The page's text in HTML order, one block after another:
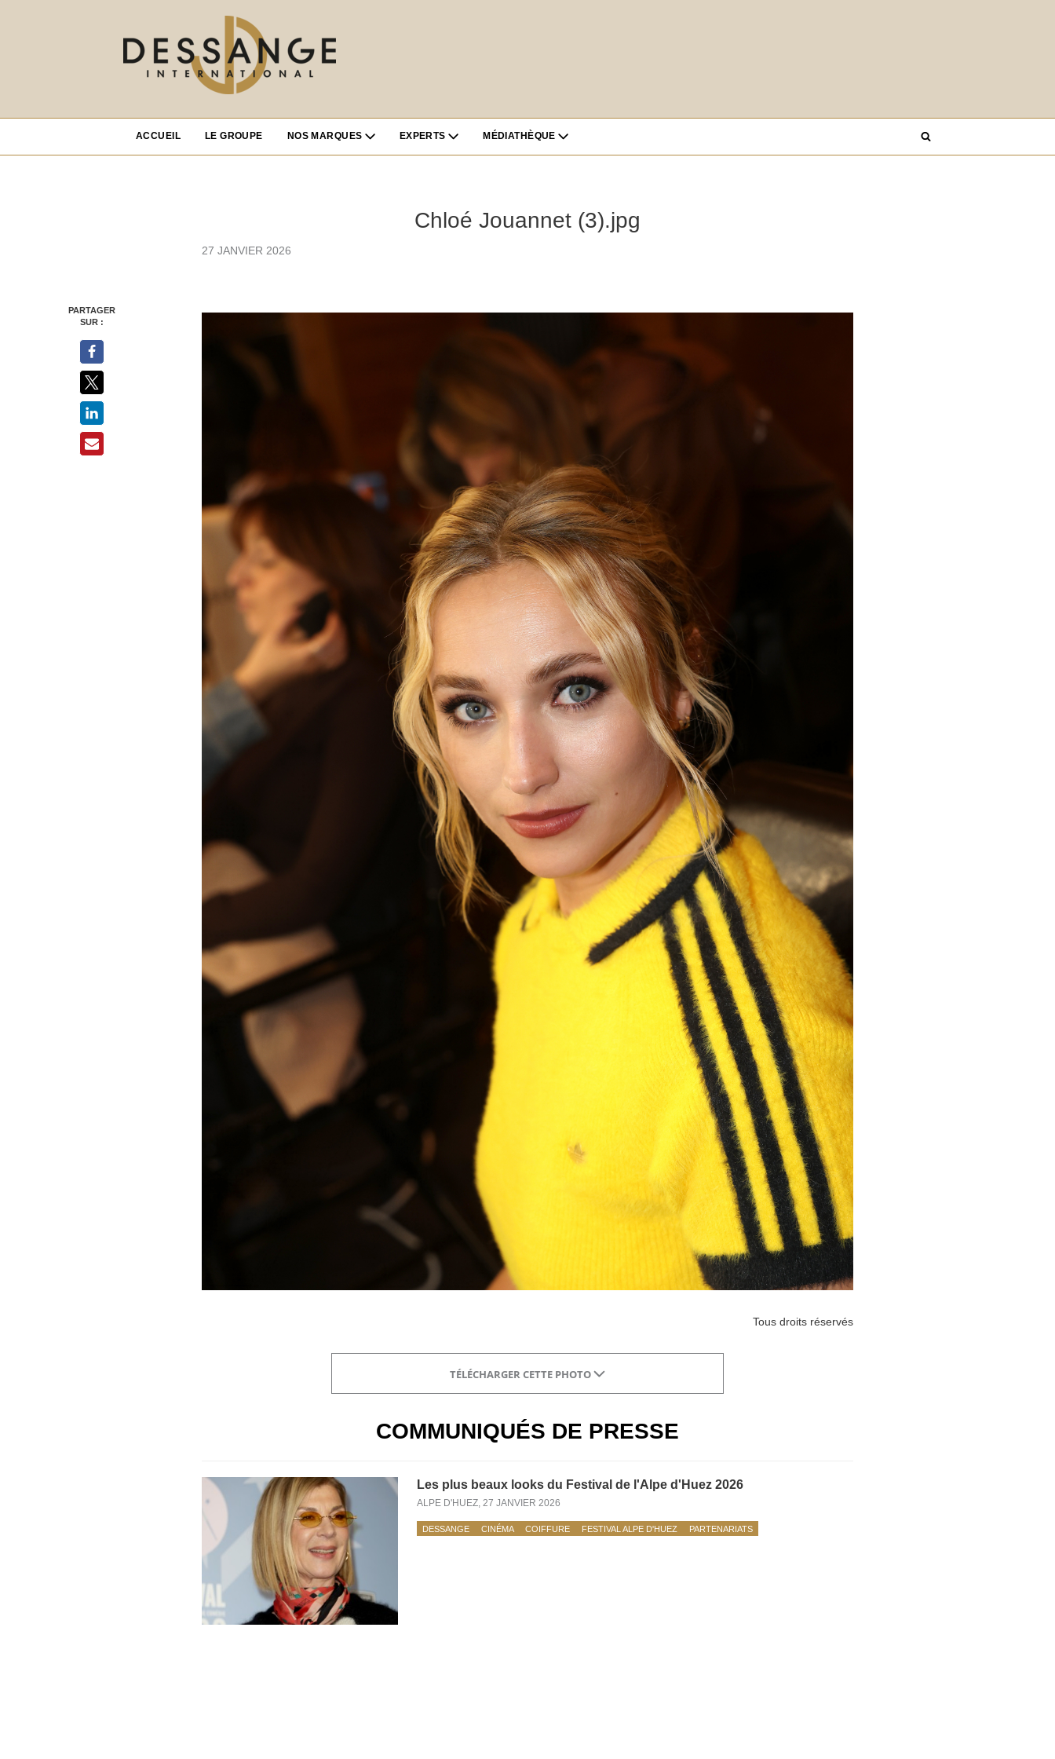
ACCUEIL LE GROUPE NOS MARQUES EXPERTS MÉDIATHÈQUE
Chloé Jouannet (3).jpg
27 JANVIER 2026
PARTAGER
SUR :
Tous droits réservés
TÉLÉCHARGER CETTE PHOTO
COMMUNIQUÉS DE PRESSE
Les plus beaux looks du Festival de l'Alpe d'Huez 2026
ALPE D'HUEZ, 27 JANVIER 2026
DESSANGE CINÉMA COIFFURE FESTIVAL ALPE D'HUEZ PARTENARIATS